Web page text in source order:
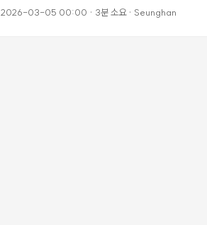
나, 심지어 손 하나 들지 않고 문 앞에 다가가는 것만
2026-03-05 00:00 · 3분 소요· Seunghan